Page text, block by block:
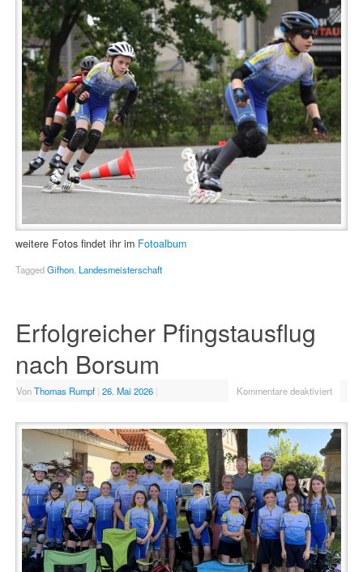
weitere Fotos findet ihr im Fotoalbum
TaggedGifhon, Landesmeisterschaft
Erfolgreicher Pfingstausflug
nach Borsum
VonThomas Rumpf | 26. Mai 2026 | Kommentare deaktiviert